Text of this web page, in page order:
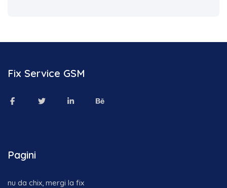
Fix Service GSM
Pagini
nu da chix, mergi la fix